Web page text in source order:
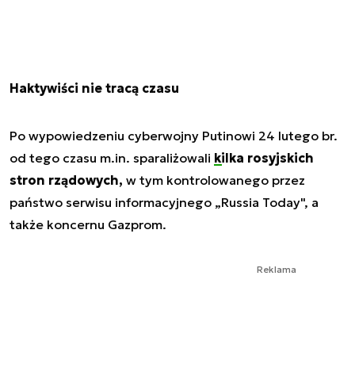
Haktywiści nie tracą czasu
Po wypowiedzeniu cyberwojny Putinowi 24 lutego br.
od tego czasu m.in. sparaliżowali kilka rosyjskich
stron rządowych, w tym kontrolowanego przez
państwo serwisu informacyjnego „Russia Today", a
także koncernu Gazprom.
Reklama